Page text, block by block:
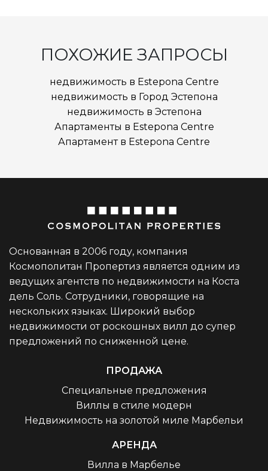
ПОХОЖИЕ ЗАПРОСЫ
недвижимость в Estepona Centre
недвижимость в Город Эстепона
недвижимость в Эстепона
Апартаменты в Estepona Centre
Апартамент в Estepona Centre
Основанная в 2006 году, компания
Космополитан Пропертиз является одним из
ведущих агентств по недвижимости на Коста
дель Соль. Сотрудники, говорящие на
нескольких языках. Широкий выбор
недвижимости от роскошных вилл до супер
предложений по сниженной цене.
ПРОДАЖА
Специальные предложения
Виллы в стиле модерн
Недвижимость на золотой миле Марбельи
АРЕНДА
Вилла в Марбелье